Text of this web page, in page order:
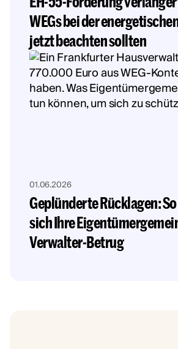
WEGs bei der
jetzt beachten sollten
01.06.2026
Geplünderte Rücklagen:
sich Ihre
Verwalter-Betrug